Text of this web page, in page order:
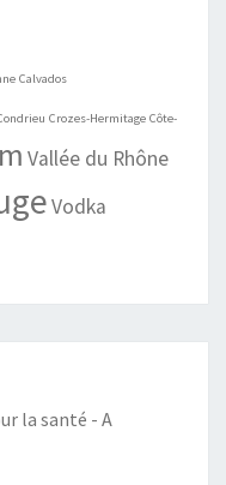
Calvados
Crozes-Hermitage Côte-
Vallée du Rhône
Vodka
la santé - A